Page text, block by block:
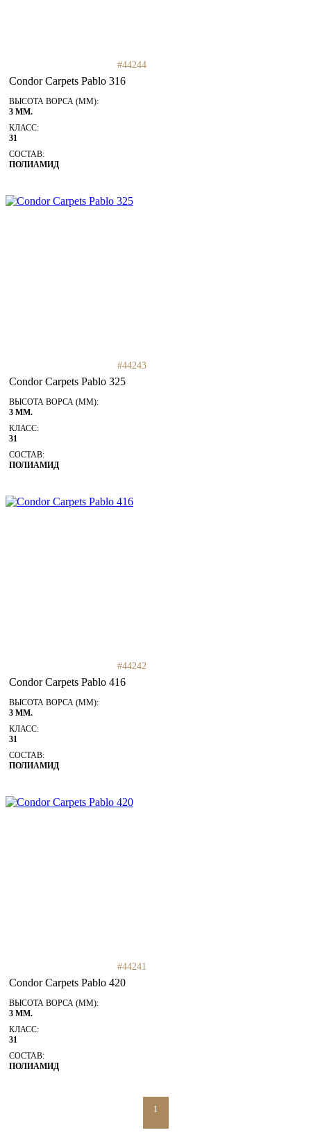
#44244
Condor Carpets Pablo 316
ВЫСОТА ВОРСА (ММ):
3 ММ.
КЛАСС:
31
СОСТАВ:
ПОЛИАМИД
#44243
Condor Carpets Pablo 325
ВЫСОТА ВОРСА (ММ):
3 ММ.
КЛАСС:
31
СОСТАВ:
ПОЛИАМИД
#44242
Condor Carpets Pablo 416
ВЫСОТА ВОРСА (ММ):
3 ММ.
КЛАСС:
31
СОСТАВ:
ПОЛИАМИД
#44241
Condor Carpets Pablo 420
ВЫСОТА ВОРСА (ММ):
3 ММ.
КЛАСС:
31
СОСТАВ:
ПОЛИАМИД
1